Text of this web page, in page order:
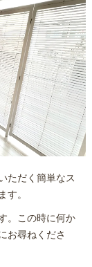
ただく簡単なス
。
。この時に何か
お尋ねくださ